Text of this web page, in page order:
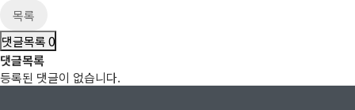
목록
댓글목록0
댓글목록
등록된 댓글이 없습니다.